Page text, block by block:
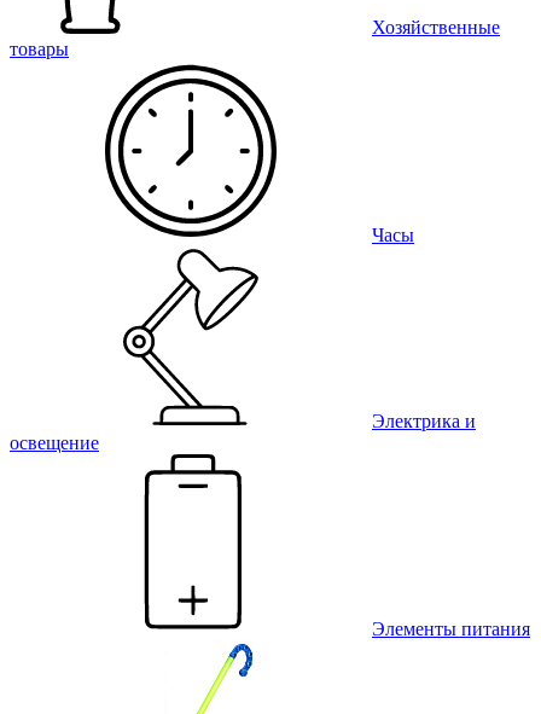
Хозяйственные
товары
Часы
Электрика и
освещение
Элементы питания